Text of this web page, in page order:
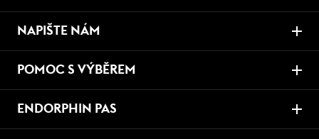
NAPIŠTE NÁM
POMOC S VÝBĚREM
ENDORPHIN PAS